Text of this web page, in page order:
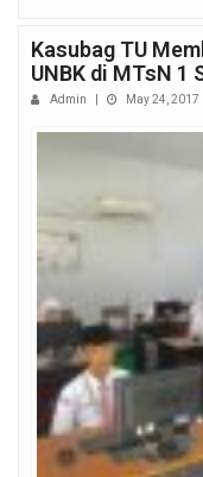
Kasubag TU
UNBK di MTsN 1
Admin May 24, 2017